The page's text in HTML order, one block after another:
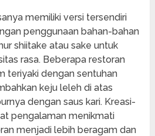
memiliki versi tersendiri
penggunaan bahan-bahan
shiitake atau sake untuk
rasa. Beberapa restoran
teriyaki dengan sentuhan
keju leleh di atas
dengan saus kari. Kreasi-
pengalaman menikmati
menjadi lebih beragam dan